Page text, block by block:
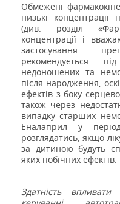
Обмежені
низькі
(див. розділ
концентрації і
застосування
рекомендується
недоношених та
після народження,
ефектів з боку
також через
випадку старших
Еналаприл у
розглядатись, якщо
за дитиною будуть
яких побічних ефектів.
Здатність